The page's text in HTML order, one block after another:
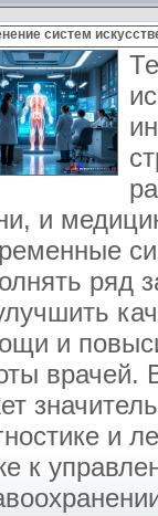
систем
и
ряд
и
врачей.
и
к